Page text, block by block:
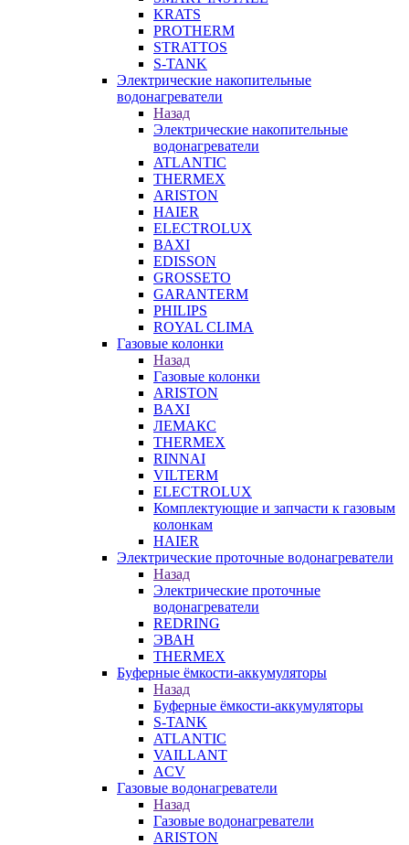
KRATS
PROTHERM
STRATTOS
S-TANK
Электрические накопительные
водонагреватели
Назад
Электрические накопительные
водонагреватели
ATLANTIC
THERMEX
ARISTON
HAIER
ELECTROLUX
BAXI
EDISSON
GROSSETO
GARANTERM
PHILIPS
ROYAL CLIMA
Газовые колонки
Назад
Газовые колонки
ARISTON
BAXI
ЛЕМАКС
THERMEX
RINNAI
VILTERM
ELECTROLUX
Комплектующие и запчасти к газовым
колонкам
HAIER
Электрические проточные водонагреватели
Назад
Электрические проточные
водонагреватели
REDRING
ЭВАН
THERMEX
Буферные ёмкости-аккумуляторы
Назад
Буферные ёмкости-аккумуляторы
S-TANK
ATLANTIC
VAILLANT
ACV
Газовые водонагреватели
Назад
Газовые водонагреватели
ARISTON